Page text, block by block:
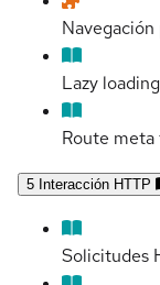
Lazy
Route
5 Interacción HTTP
Solicitudes